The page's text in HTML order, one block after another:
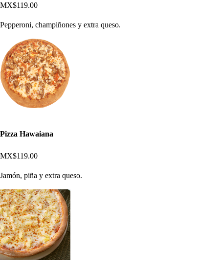
MX$119.00
Pepperoni, champiñones y extra queso.
Pizza Hawaiana
MX$119.00
Jamón, piña y extra queso.